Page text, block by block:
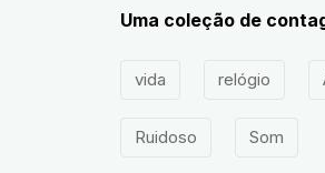
Uma coleção de
vida relógio
Ruidoso Som